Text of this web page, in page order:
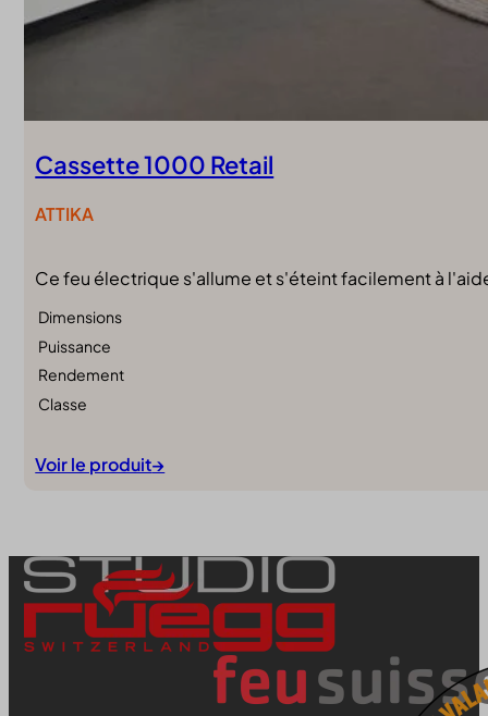
Cassette 1000 Retail
ATTIKA
Ce feu électrique s'allume et s'éteint facilement à
Dimensions
Puissance
Rendement
Classe
Voir le produit